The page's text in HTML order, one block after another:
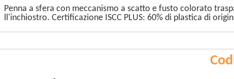
Penna a sfera con meccanismo a scatto e fusto colorato
ll'inchiostro. Certificazione ISCC PLUS: 60% di plastica di